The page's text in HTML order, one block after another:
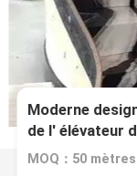
Moderne
de l' élévateur
MOQ：50